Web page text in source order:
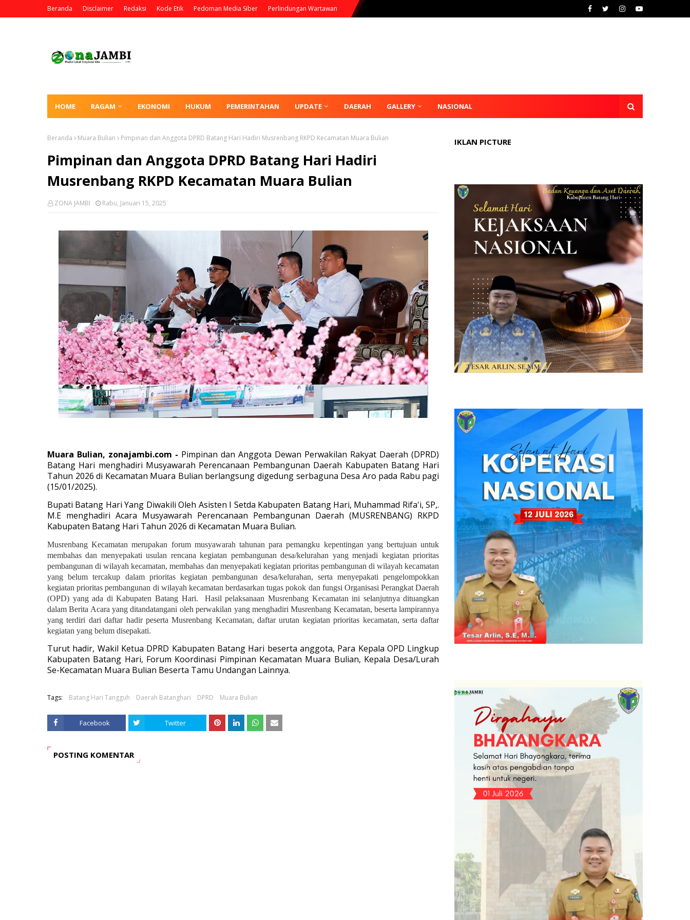
Beranda Disclaimer Redaksi Kode Etik Pedoman Media Siber Perlindungan Wartawan
HOME RAGAM EKONOMI HUKUM PEMERINTAHAN UPDATE DAERAH GALLERY NASIONAL
Beranda Muara Bulian Pimpinan dan Anggota DPRD Batang Hari Hadiri Musrenbang RKPD Kecamatan Muara Bulian
Pimpinan dan Anggota DPRD Batang Hari Hadiri
Musrenbang RKPD Kecamatan Muara Bulian
ZONA JAMBI Rabu, Januari 15, 2025
Muara Bulian, zonajambi.com - Pimpinan dan Anggota Dewan Perwakilan Rakyat Daerah (DPRD)
Batang Hari menghadiri Musyawarah Perencanaan Pembangunan Daerah Kabupaten Batang Hari
Tahun 2026 di Kecamatan Muara Bulian berlangsung digedung serbaguna Desa Aro pada Rabu pagi
(15/01/2025).
Bupati Batang Hari Yang Diwakili Oleh Asisten I Setda Kabupaten Batang Hari, Muhammad Rifa'i, SP,.
M.E menghadiri Acara Musyawarah Perencanaan Pembangunan Daerah (MUSRENBANG) RKPD
Kabupaten Batang Hari Tahun 2026 di Kecamatan Muara Bulian.
Musrenbang Kecamatan merupakan forum musyawarah tahunan para pemangku kepentingan yang bertujuan untuk
membahas dan menyepakati usulan rencana kegiatan pembangunan desa/kelurahan yang menjadi kegiatan prioritas
pembangunan di wilayah kecamatan, membahas dan menyepakati kegiatan prioritas pembangunan di wilayah kecamatan
yang belum tercakup dalam prioritas kegiatan pembangunan desa/kelurahan, serta menyepakati pengelompokkan
kegiatan prioritas pembangunan di wilayah kecamatan berdasarkan tugas pokok dan fungsi Organisasi Perangkat Daerah
(OPD) yang ada di Kabupaten Batang Hari. Hasil pelaksanaan Musrenbang Kecamatan ini selanjutnya dituangkan
dalam Berita Acara yang ditandatangani oleh perwakilan yang menghadiri Musrenbang Kecamatan, beserta lampirannya
yang terdiri dari daftar hadir peserta Musrenbang Kecamatan, daftar urutan kegiatan prioritas kecamatan, serta daftar
kegiatan yang belum disepakati.
Turut hadir, Wakil Ketua DPRD Kabupaten Batang Hari beserta anggota, Para Kepala OPD Lingkup
Kabupaten Batang Hari, Forum Koordinasi Pimpinan Kecamatan Muara Bulian, Kepala Desa/Lurah
Se-Kecamatan Muara Bulian Beserta Tamu Undangan Lainnya.
Tags: Batang Hari Tangguh Daerah Batanghari DPRD Muara Bulian
Facebook Twitter
POSTING KOMENTAR
IKLAN PICTURE